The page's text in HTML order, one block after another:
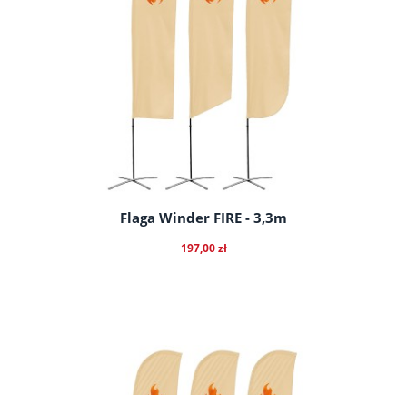
Flaga Winder FIRE - 3,3m
197,00 zł
do koszyka